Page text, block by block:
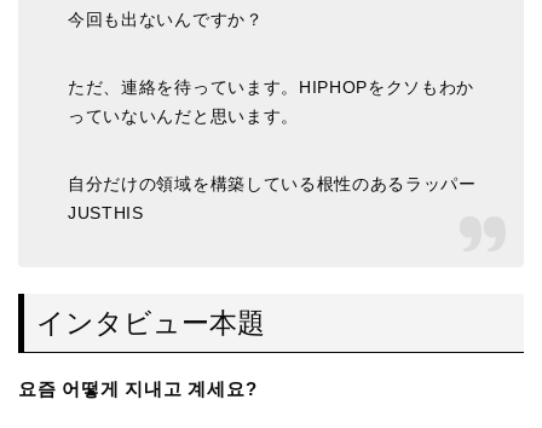
今回も出ないんですか？
ただ、連絡を待っています。HIPHOPをクソもわか
っていないんだと思います。
自分だけの領域を構築している根性のあるラッパー
JUSTHIS
インタビュー本題
요즘 어떻게 지내고 계세요?